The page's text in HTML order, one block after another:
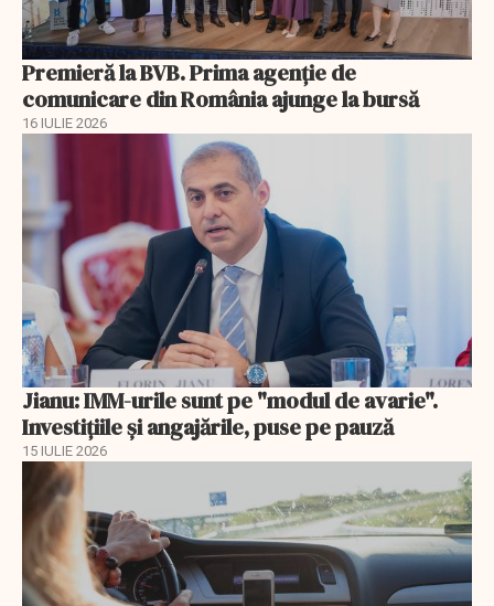
Premieră la BVB. Prima agenție de
comunicare din România ajunge la bursă
16 IULIE 2026
Jianu: IMM-urile sunt pe "modul de avarie".
Investițiile și angajările, puse pe pauză
15 IULIE 2026